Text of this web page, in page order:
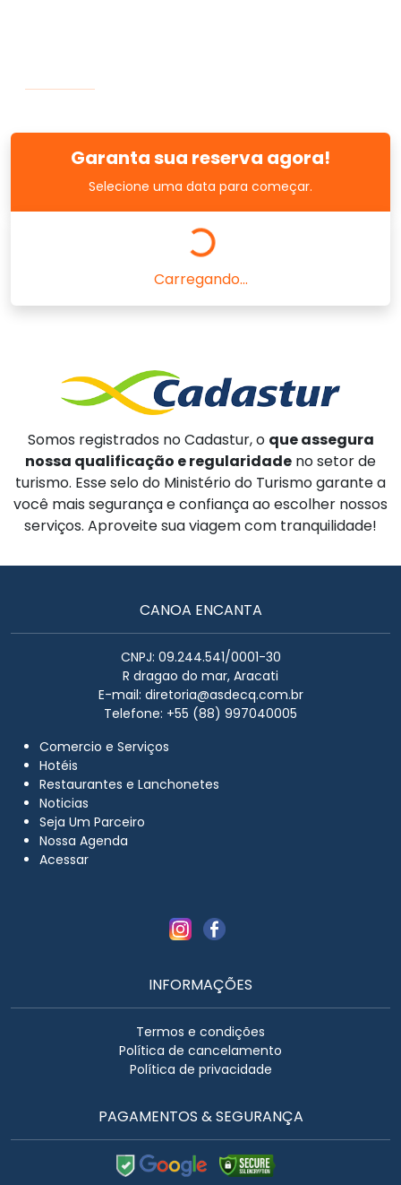
Garanta sua reserva agora!
Selecione uma data para começar.
Carregando...
Somos registrados no Cadastur, o que assegura
nossa qualificação e regularidade no setor de
turismo. Esse selo do Ministério do Turismo garante a
você mais segurança e confiança ao escolher nossos
serviços. Aproveite sua viagem com tranquilidade!
CANOA ENCANTA
CNPJ: 09.244.541/0001-30
R dragao do mar, Aracati
E-mail: diretoria@asdecq.com.br
Telefone: +55 (88) 997040005
Comercio e Serviços
Hotéis
Restaurantes e Lanchonetes
Noticias
Seja Um Parceiro
Nossa Agenda
Acessar
INFORMAÇÕES
Termos e condições
Política de cancelamento
Política de privacidade
PAGAMENTOS & SEGURANÇA